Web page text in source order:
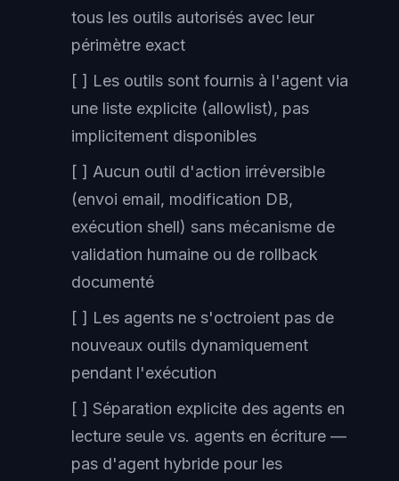
tous les outils autorisés avec leur
périmètre exact
[ ] Les outils sont fournis à l'agent via
une liste explicite (allowlist), pas
implicitement disponibles
[ ] Aucun outil d'action irréversible
(envoi email, modification DB,
exécution shell) sans mécanisme de
validation humaine ou de rollback
documenté
[ ] Les agents ne s'octroient pas de
nouveaux outils dynamiquement
pendant l'exécution
[ ] Séparation explicite des agents en
lecture seule vs. agents en écriture —
pas d'agent hybride pour les